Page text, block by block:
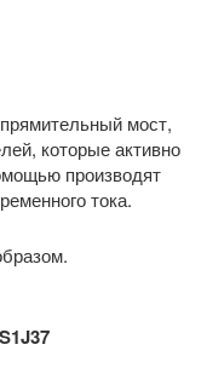
мост,
которые активно
производят
тока.
S1J37